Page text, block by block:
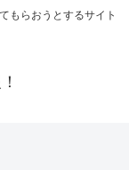
もらおうとするサイト